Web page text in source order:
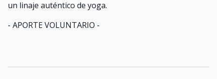
un linaje auténtico de yoga.
- APORTE VOLUNTARIO -